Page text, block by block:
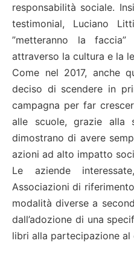
responsabilità sociale.
testimonial, Luciano
”metteranno la
attraverso la cultura e la
Come nel 2017, anche
deciso di scendere in
campagna per far
alle scuole, grazie alla
dimostrano di avere
azioni ad alto impatto
Le aziende
Associazioni di
modalità diverse a
dall’adozione di una
libri alla partecipazione